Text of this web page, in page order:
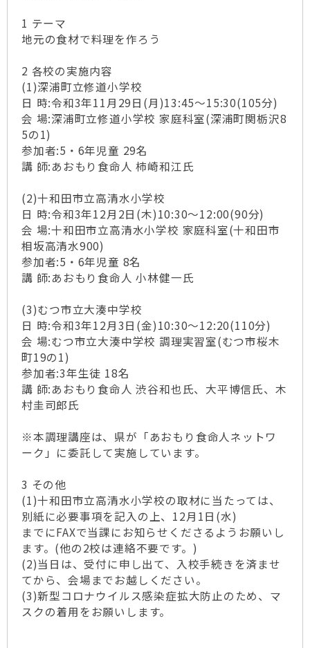
1 テーマ
地元の食材で料理を作ろう
2 各校の実施内容
(1)深浦町立修道小学校
日 時:令和3年11月29日(月)13:45～15:30(105分)
会 場:深浦町立修道小学校 家庭科室(深浦町関栃沢8
5の1)
参加者:5・6年児童 29名
講 師:あおもり食命人 柿崎和江氏
(2)十和田市立高清水小学校
日 時:令和3年12月2日(木)10:30～12:00(90分)
会 場:十和田市立高清水小学校 家庭科室(十和田市
相坂高清水900)
参加者:5・6年児童 8名
講 師:あおもり食命人 小林健一氏
(3)むつ市立大湊中学校
日 時:令和3年12月3日(金)10:30～12:20(110分)
会 場:むつ市立大湊中学校 調理実習室(むつ市桜木
町19の1)
参加者:3年生徒 18名
講 師:あおもり食命人 渋谷和也氏、大平博信氏、木
村圭司郎氏
※本調理講座は、県が「あおもり食命人ネットワ
ーク」に委託して実施しています。
3 その他
(1)十和田市立高清水小学校の取材に当たっては、
別紙に必要事項を記入の上、12月1日(水)
までにFAXで当課にお知らせくださるようお願いし
ます。(他の2校は連絡不要です。)
(2)当日は、受付に申し出て、入校手続きを済ませ
てから、会場までお越しください。
(3)新型コロナウイルス感染症拡大防止のため、マ
スクの着用をお願いします。